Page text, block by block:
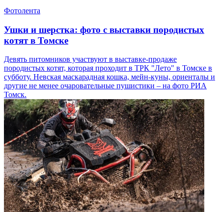
Фотолента
Ушки и шерстка: фото с выставки породистых
котят в Томске
Девять питомников участвуют в выставке-продаже
породистых котят, которая проходит в ТРК "Лето" в Томске в
субботу. Невская маскарадная кошка, мейн-куны, ориенталы и
другие не менее очаровательные пушистики – на фото РИА
Томск.